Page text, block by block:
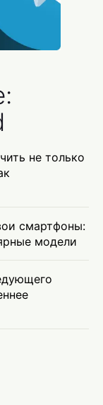
не только
смартфоны:
модели